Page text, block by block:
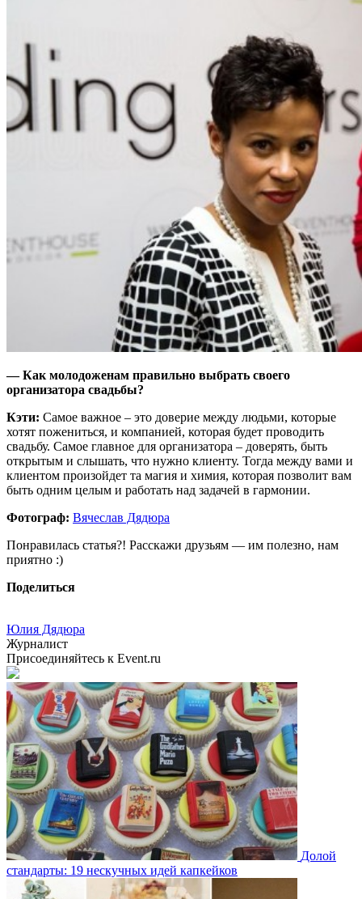
— Как молодоженам правильно выбрать своего
организатора свадьбы?
Кэти: Самое важное – это доверие между людьми, которые
хотят пожениться, и компанией, которая будет проводить
свадьбу. Самое главное для организатора – доверять, быть
открытым и слышать, что нужно клиенту. Тогда между вами и
клиентом произойдет та магия и химия, которая позволит вам
быть одним целым и работать над задачей в гармонии.
Фотограф: Вячеслав Дядюра
Понравилась статья?! Расскажи друзьям — им полезно, нам
приятно :)
Поделиться
Юлия Дядюра
Журналист
Присоединяйтесь к Event.ru
Долой
стандарты: 19 нескучных идей капкейков